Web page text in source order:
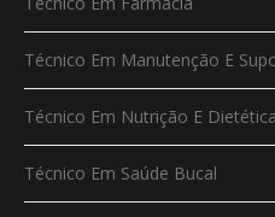
Técnico Em Manutenção E
Técnico Em Nutrição E Dietética
Técnico Em Saúde Bucal